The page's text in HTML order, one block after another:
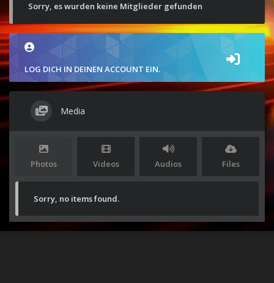
Sorry, es wurden keine Mitglieder gefunden
LOG DICH IN DEINEN ACCOUNT EIN.
Media
Photos Videos Audios Files
Sorry, no items found.